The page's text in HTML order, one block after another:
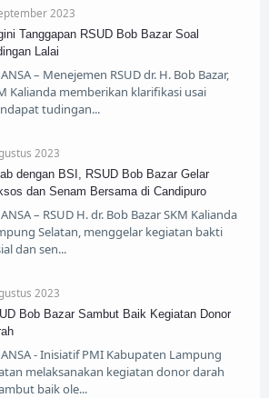
2023
Tanggapan RSUD Bob Bazar Soal
Lalai
– Menejemen RSUD dr. H. Bob Bazar,
Kalianda memberikan klarifikasi usai
tudingan
2023
dengan BSI, RSUD Bob Bazar Gelar
dan Senam Bersama di Candipuro
– RSUD H. dr. Bob Bazar SKM Kalianda
Selatan, menggelar kegiatan bakti
dan sen
2023
Bob Bazar Sambut Baik Kegiatan Donor
- Inisiatif PMI Kabupaten Lampung
melaksanakan kegiatan donor darah
baik ole